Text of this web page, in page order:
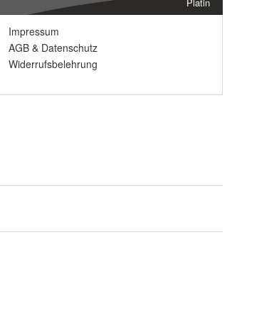
Impressum
AGB & Datenschutz
Widerrufsbelehrung